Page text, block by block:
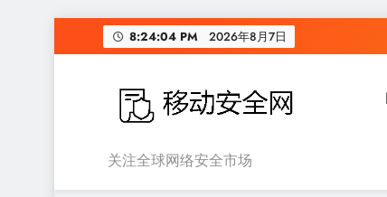
to
8:24:05 PM 2026年8月7日
移动安全网
关注全球网络安全市场